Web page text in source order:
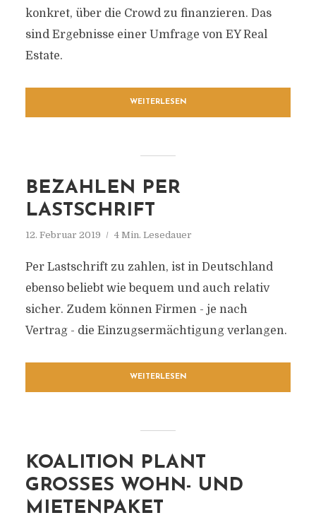
konkret, über die Crowd zu finanzieren. Das
sind Ergebnisse einer Umfrage von EY Real
Estate.
WEITERLESEN
BEZAHLEN PER
LASTSCHRIFT
12. Februar 2019 4 Min. Lesedauer
Per Lastschrift zu zahlen, ist in Deutschland
ebenso beliebt wie bequem und auch relativ
sicher. Zudem können Firmen - je nach
Vertrag - die Einzugsermächtigung verlangen.
WEITERLESEN
KOALITION PLANT
GROSSES WOHN- UND M
IETENPAKET